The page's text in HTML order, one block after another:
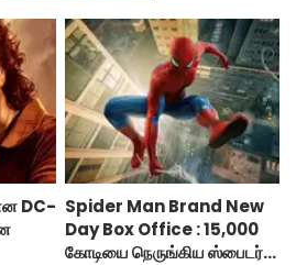
DC- Spider Man Brand New
Day Box Office : 15,000
கோடியை நெருங்கிய ஸ்பைடர்